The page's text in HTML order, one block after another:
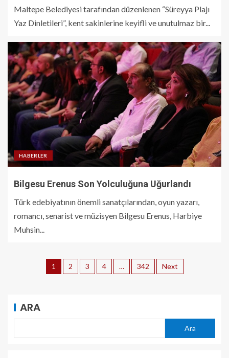
Maltepe Belediyesi tarafından düzenlenen “Süreyya Plajı
Yaz Dinletileri”, kent sakinlerine keyifli ve unutulmaz bir...
HABERLER
Bilgesu Erenus Son Yolculuğuna Uğurlandı
Türk edebiyatının önemli sanatçılarından, oyun yazarı,
romancı, senarist ve müzisyen Bilgesu Erenus, Harbiye
Muhsin...
1 2 3 4 … 342 Next
ARA
Ara